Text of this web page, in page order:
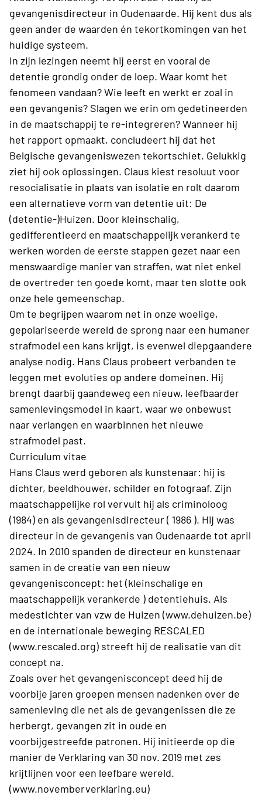
gevangenisdirecteur in Oudenaarde. Hij kent dus als
geen ander de waarden én tekortkomingen van het
huidige systeem.
In zijn lezingen neemt hij eerst en vooral de
detentie grondig onder de loep. Waar komt het
fenomeen vandaan? Wie leeft en werkt er zoal in
een gevangenis? Slagen we erin om gedetineerden
in de maatschappij te re-integreren? Wanneer hij
het rapport opmaakt, concludeert hij dat het
Belgische gevangeniswezen tekortschiet. Gelukkig
ziet hij ook oplossingen. Claus kiest resoluut voor
resocialisatie in plaats van isolatie en rolt daarom
een alternatieve vorm van detentie uit: De
(detentie-)Huizen. Door kleinschalig,
gedifferentieerd en maatschappelijk verankerd te
werken worden de eerste stappen gezet naar een
menswaardige manier van straffen, wat niet enkel
de overtreder ten goede komt, maar ten slotte ook
onze hele gemeenschap.
Om te begrijpen waarom net in onze woelige,
gepolariseerde wereld de sprong naar een humaner
strafmodel een kans krijgt, is evenwel diepgaandere
analyse nodig. Hans Claus probeert verbanden te
leggen met evoluties op andere domeinen. Hij
brengt daarbij gaandeweg een nieuw, leefbaarder
samenlevingsmodel in kaart, waar we onbewust
naar verlangen en waarbinnen het nieuwe
strafmodel past.
Curriculum vitae
Hans Claus werd geboren als kunstenaar: hij is
dichter, beeldhouwer, schilder en fotograaf. Zijn
maatschappelijke rol vervult hij als criminoloog
(1984) en als gevangenisdirecteur ( 1986 ). Hij was
directeur in de gevangenis van Oudenaarde tot april
2024. In 2010 spanden de directeur en kunstenaar
samen in de creatie van een nieuw
gevangenisconcept: het (kleinschalige en
maatschappelijk verankerde ) detentiehuis. Als
medestichter van vzw de Huizen (www.dehuizen.be)
en de internationale beweging RESCALED
(www.rescaled.org) streeft hij de realisatie van dit
concept na.
Zoals over het gevangenisconcept deed hij de
voorbije jaren groepen mensen nadenken over de
samenleving die net als de gevangenissen die ze
herbergt, gevangen zit in oude en
voorbijgestreefde patronen. Hij initieerde op die
manier de Verklaring van 30 nov. 2019 met zes
krijtlijnen voor een leefbare wereld.
(www.novemberverklaring.eu)